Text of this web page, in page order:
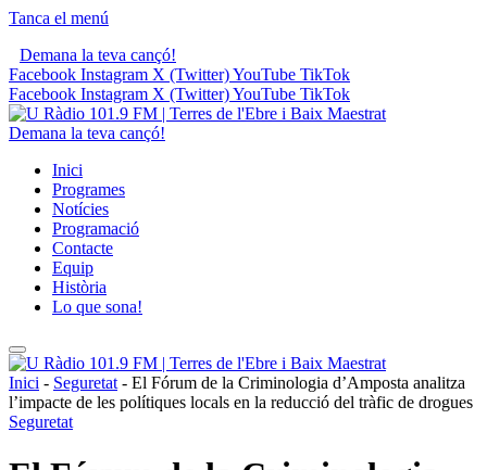
Tanca el menú
Demana la teva cançó!
Facebook Instagram X (Twitter)YouTube TikTok
Facebook Instagram X (Twitter)YouTube TikTok
Demana la teva cançó!
Inici
Programes
Notícies
Programació
Contacte
Equip
Història
Lo que sona!
Inici - Seguretat - El Fórum de la Criminologia d’Amposta analitza
l’impacte de les polítiques locals en la reducció del tràfic de drogues
Seguretat